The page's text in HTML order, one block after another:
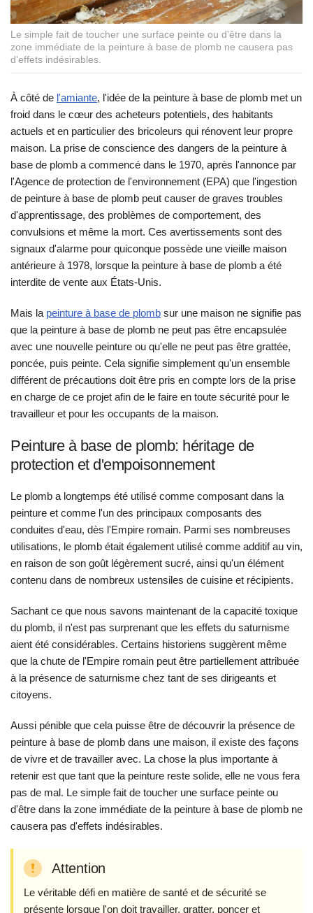
Le simple fait de toucher une surface peinte ou d'être dans la
zone immédiate de la peinture à base de plomb ne causera pas
d'effets indésirables.
À côté de l'amiante, l'idée de la peinture à base de plomb met un
froid dans le cœur des acheteurs potentiels, des habitants
actuels et en particulier des bricoleurs qui rénovent leur propre
maison. La prise de conscience des dangers de la peinture à
base de plomb a commencé dans le 1970, après l'annonce par
l'Agence de protection de l'environnement (EPA) que l'ingestion
de peinture à base de plomb peut causer de graves troubles
d'apprentissage, des problèmes de comportement, des
convulsions et même la mort. Ces avertissements sont des
signaux d'alarme pour quiconque possède une vieille maison
antérieure à 1978, lorsque la peinture à base de plomb a été
interdite de vente aux États-Unis.
Mais la peinture à base de plomb sur une maison ne signifie pas
que la peinture à base de plomb ne peut pas être encapsulée
avec une nouvelle peinture ou qu'elle ne peut pas être grattée,
poncée, puis peinte. Cela signifie simplement qu'un ensemble
différent de précautions doit être pris en compte lors de la prise
en charge de ce projet afin de le faire en toute sécurité pour le
travailleur et pour les occupants de la maison.
Peinture à base de plomb: héritage de
protection et d'empoisonnement
Le plomb a longtemps été utilisé comme composant dans la
peinture et comme l'un des principaux composants des
conduites d'eau, dès l'Empire romain. Parmi ses nombreuses
utilisations, le plomb était également utilisé comme additif au vin,
en raison de son goût légèrement sucré, ainsi qu'un élément
contenu dans de nombreux ustensiles de cuisine et récipients.
Sachant ce que nous savons maintenant de la capacité toxique
du plomb, il n'est pas surprenant que les effets du saturnisme
aient été considérables. Certains historiens suggèrent même
que la chute de l'Empire romain peut être partiellement attribuée
à la présence de saturnisme chez tant de ses dirigeants et
citoyens.
Aussi pénible que cela puisse être de découvrir la présence de
peinture à base de plomb dans une maison, il existe des façons
de vivre et de travailler avec. La chose la plus importante à
retenir est que tant que la peinture reste solide, elle ne vous fera
pas de mal. Le simple fait de toucher une surface peinte ou
d'être dans la zone immédiate de la peinture à base de plomb ne
causera pas d'effets indésirables.
Attention
Le véritable défi en matière de santé et de sécurité se
présente lorsque l'on doit travailler, gratter, poncer et